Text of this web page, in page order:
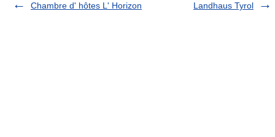
Chambre d' hôtes L' Horizon
Landhaus Tyrol